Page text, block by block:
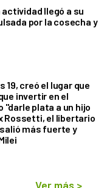
llegó a su
por la cosecha y
19, creó el lugar que
invertir en el
plata a un hijo
Rossetti, el libertario
más fuerte y
Ver más >